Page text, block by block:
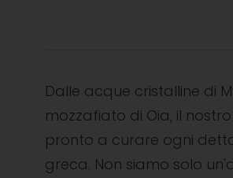
Dalle acque cristalline di
mozzafiato di Oia, il
pronto a curare ogni
greca. Non siamo solo